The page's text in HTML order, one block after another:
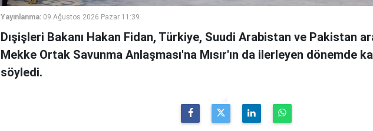
Yayınlanma: 09 Ağustos 2026 Pazar 11:39
Dışişleri Bakanı Hakan Fidan, Türkiye, Suudi Arabistan ve Pakistan
Mekke Ortak Savunma Anlaşması'na Mısır'ın da ilerleyen dönemde
söyledi.